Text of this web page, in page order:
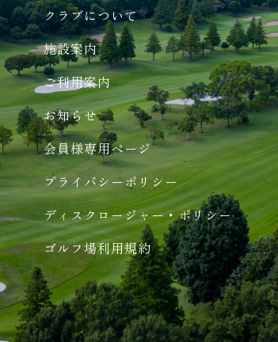
クラブについて
施設案内
ご利用案内
お知らせ
会員様専用ページ
プライバシーポリシー
ディスクロージャー・ポリシー
ゴルフ場利用規約